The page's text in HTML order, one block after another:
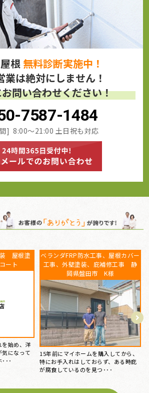
根 無料診断実施中！
業は絶対にしません！
問い合わせください！
7587-1484
] 8:00～21:00 土日祝も対応
、屋根塗
コン
な対応、誠
築25年、
静岡県浜松市 S様 屋根葺き替え
工事 瓦屋根から金属屋根へ 雨
漏り修理
台風のあと、雨の日に雨漏りして、ホ
ームページで探して電話しました。 見
てもらう･･･